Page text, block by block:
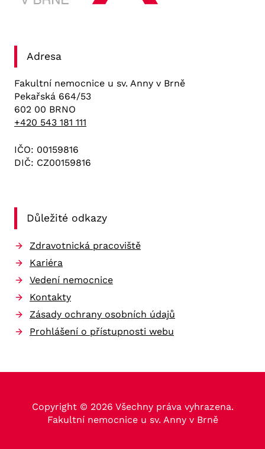
Adresa
Fakultní nemocnice u sv. Anny v Brně
Pekařská 664/53
602 00 BRNO
+420 543 181 111
IČO: 00159816
DIČ: CZ00159816
Důležité odkazy
Zdravotnická pracoviště
Kariéra
Vedení nemocnice
Kontakty
Zásady ochrany osobních údajů
Prohlášení o přístupnosti webu
Copyright © 2026 Všechny práva vyhrazena.
Fakultní nemocnice u sv. Anny v Brně